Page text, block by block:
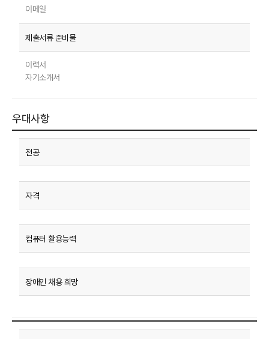
이메일
이력서
자기소개서
우대사항